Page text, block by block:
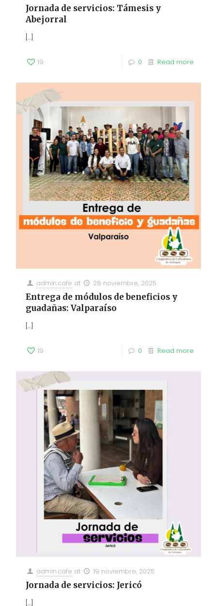
Jornada de servicios: Támesis y
Abejorral
[…]
19 0 Read more
admin.cafe at 26 noviembre, 2025
Entrega de módulos de beneficios y
guadañas: Valparaíso
[…]
19 0 Read more
admin.cafe at 19 noviembre, 2025
Jornada de servicios: Jericó
[…]